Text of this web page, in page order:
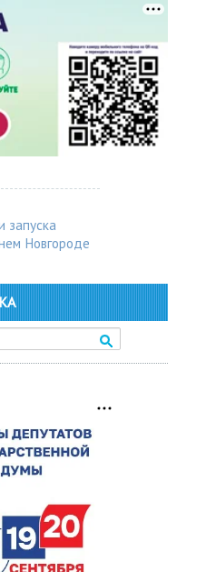
запуска
Новгороде